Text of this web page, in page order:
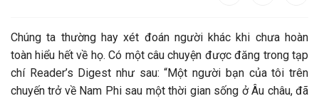
Chúng ta thường hay xét đoán người khác khi chưa hoàn
toàn hiểu hết về họ. Có một câu chuyện được đăng trong tạp
chí Reader’s Digest như sau: “Một người bạn của tôi trên
chuyến trở về Nam Phi sau một thời gian sống ở Âu châu, đã